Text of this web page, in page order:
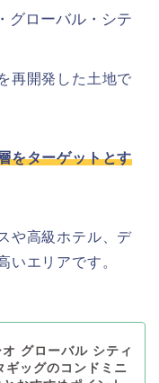
グローバル・シテ
再開発した土地で
をターゲットとす
や高級ホテル、デ
いエリアです。
グローバル シティ
ギッグのコンドミニ